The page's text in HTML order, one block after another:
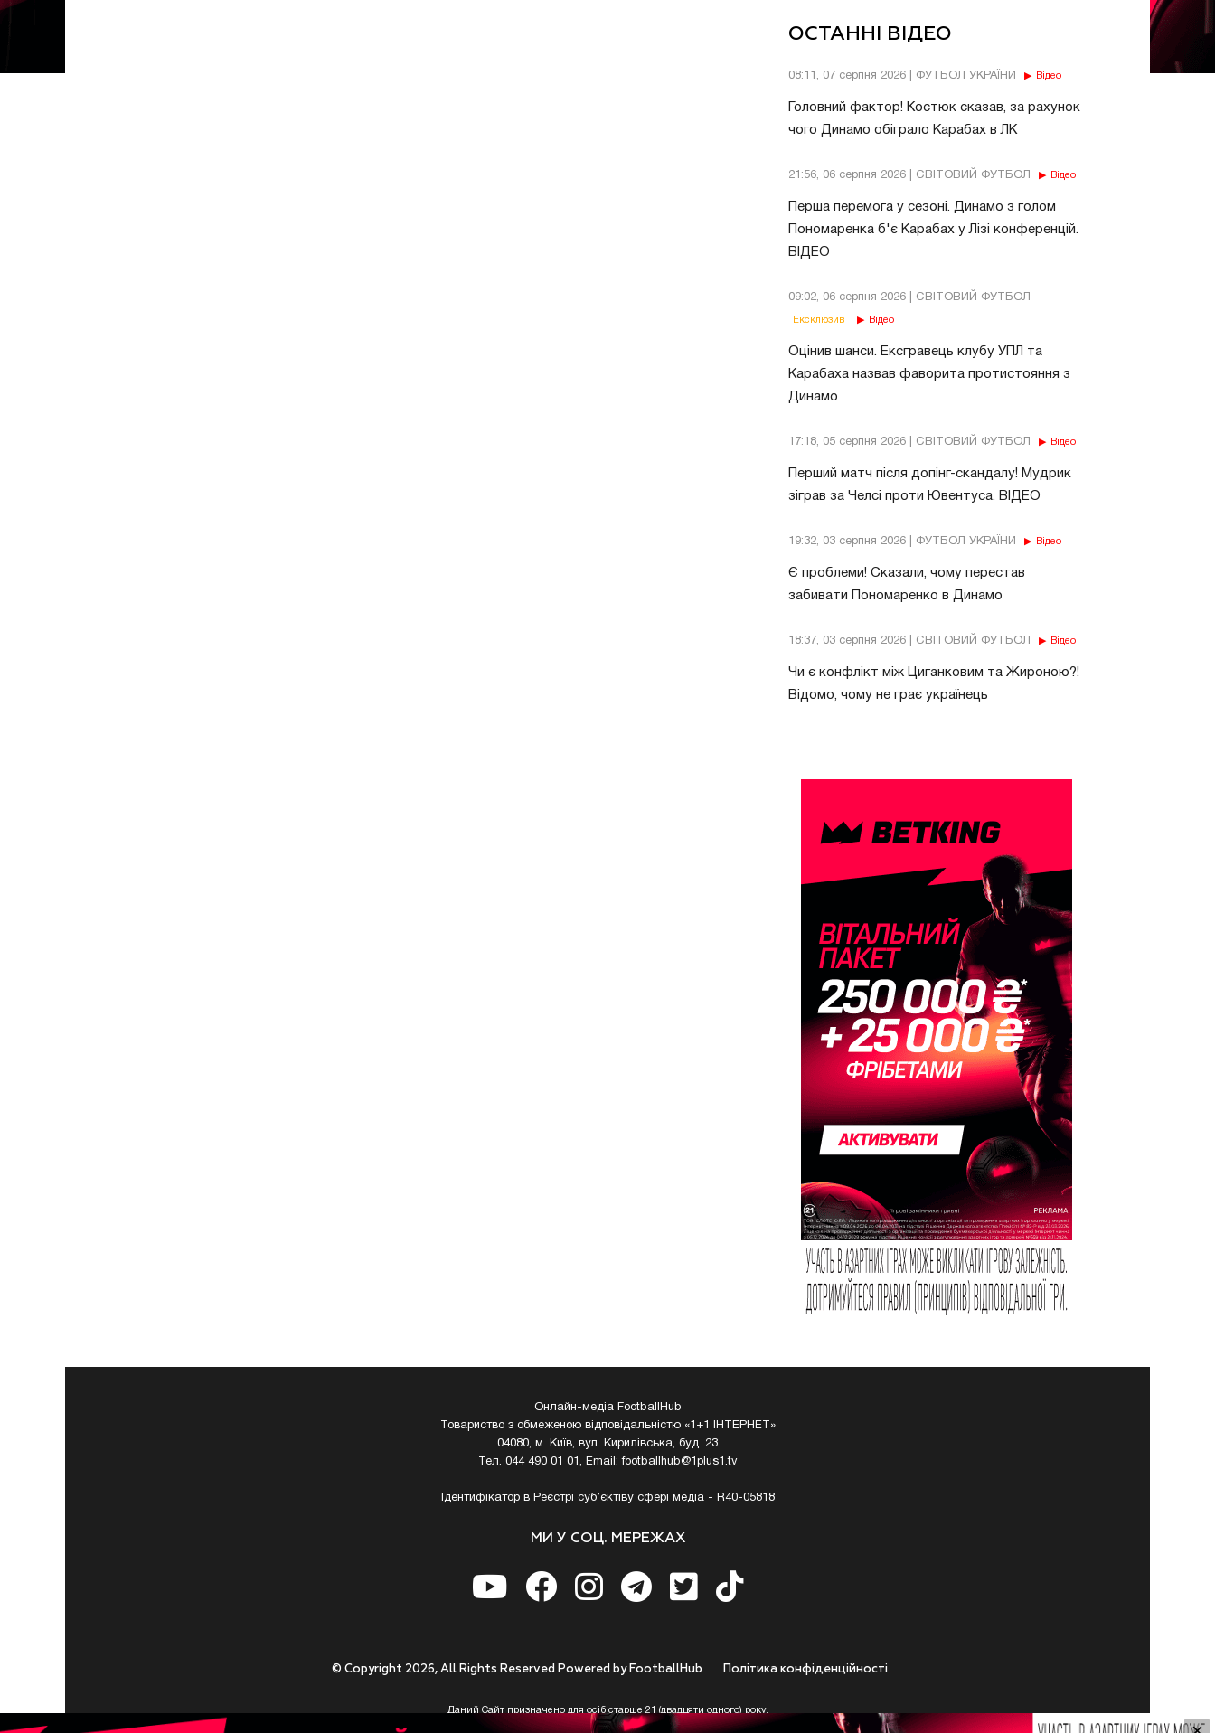
ОСТАННІ ВІДЕО
08:11, 07 серпня 2026 | ФУТБОЛ УКРАЇНИ Відео
Головний фактор! Костюк сказав, за рахунок
чого Динамо обіграло Карабах в ЛК
21:56, 06 серпня 2026 | СВІТОВИЙ ФУТБОЛ Відео
Перша перемога у сезоні. Динамо з голом
Пономаренка б'є Карабах у Лізі конференцій.
ВІДЕО
09:02, 06 серпня 2026 | СВІТОВИЙ ФУТБОЛ
Ексклюзив Відео
Оцінив шанси. Ексгравець клубу УПЛ та
Карабаха назвав фаворита протистояння з
Динамо
17:18, 05 серпня 2026 | СВІТОВИЙ ФУТБОЛ Відео
Перший матч після допінг-скандалу! Мудрик
зіграв за Челсі проти Ювентуса. ВІДЕО
19:32, 03 серпня 2026 | ФУТБОЛ УКРАЇНИ Відео
Є проблеми! Сказали, чому перестав
забивати Пономаренко в Динамо
18:37, 03 серпня 2026 | СВІТОВИЙ ФУТБОЛ Відео
Чи є конфлікт між Циганковим та Жироною?!
Відомо, чому не грає українець
Онлайн-медіа FootballHub
Товариство з обмеженою відповідальністю «1+1 ІНТЕРНЕТ»
04080, м. Київ, вул. Кирилівська, буд. 23
Тел. 044 490 01 01, Email:footballhub@1plus1.tv
Ідентифікатор в Реєстрі суб’єктіву сфері медіа - R40-05818
МИ У СОЦ. МЕРЕЖАХ
Полiтика конфiденцiйностi
© Copyright 2026, All Rights Reserved Powered by FootballHub
Даний Сайт призначено для осіб старше 21 (двадцяти одного) року.
Приступаючи до використання https://footballhub.ua, Користувач цим підтверджує, що досяг 21-річного віку.